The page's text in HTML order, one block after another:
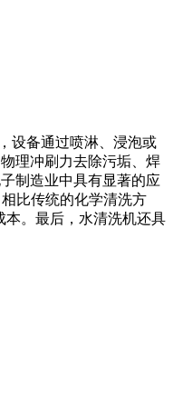
设备通过喷淋、浸泡或
理冲刷力去除污垢、焊
制造业中具有显著的应
比传统的化学清洗方
本。最后，水清洗机还具